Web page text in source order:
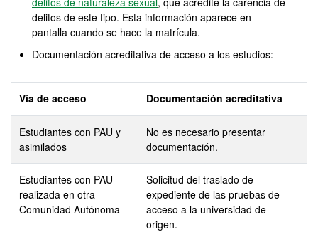
delitos de este tipo. Esta información aparece en
pantalla cuando se hace la matrícula.
Documentación acreditativa de acceso a los estudios:
Vía de acceso Documentación acreditativa
Estudiantes con PAU y
asimilados
No es necesario presentar
documentación.
Estudiantes con PAU
realizada en otra
Comunidad Autónoma
Solicitud del traslado de
expediente de las pruebas de
acceso a la universidad de
origen.